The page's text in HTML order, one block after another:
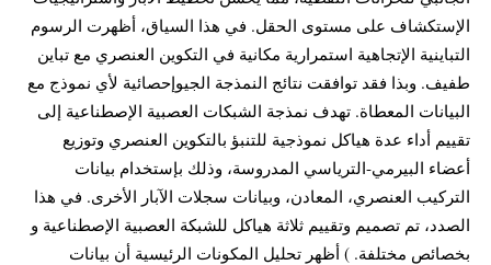
الإستكشاف على مستوى الحقل. في هذا السياق، أظهرت الرسوم
التباينية الإتجاهية استمرارية مكانية في التكوين العنصري مع تباين
طفيف. وبذا فقد توافقت نتائج النمذجة الجيوإحصائية لأي نموذج مع
البيانات المعطاة. تهدف نمذجة الشبكات العصبية الإصطناعية إلى
تقييم أداء عدة هياكل نموذجية للتنبؤ بالتكوين العنصري وتوزيع
أعضاء البيرمي-الترياسي المدروسة، وذلك بإستخدام بيانات
التركيب العنصري، المعادن، وبيانات سجلات الآبار الأخرى. في هذا
الصدد، تم تصميم وتقييم ثلاثة هياكل للشبكة العصبية الإصطناعية و
بخصائص مختلفة. ) أظهر تحليل المكونات الرئيسية أن بيانات